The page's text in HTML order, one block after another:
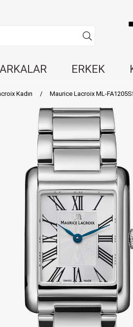
ERKEK
Kadın Maurice Lacroix ML-